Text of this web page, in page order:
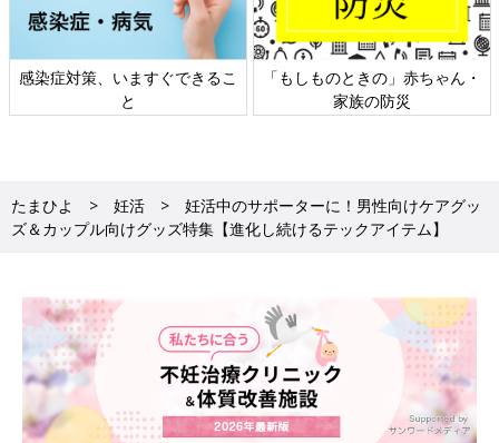
日本外来小児科学会リーフレッ
ト検討会
六星占術 細木かおりさんの人生
相談
たまひよ 妊活
妊活中のサポーターに！男性向けケアグッ
ズ＆カップル向けグッズ特集【進化し続けるテックアイテム】